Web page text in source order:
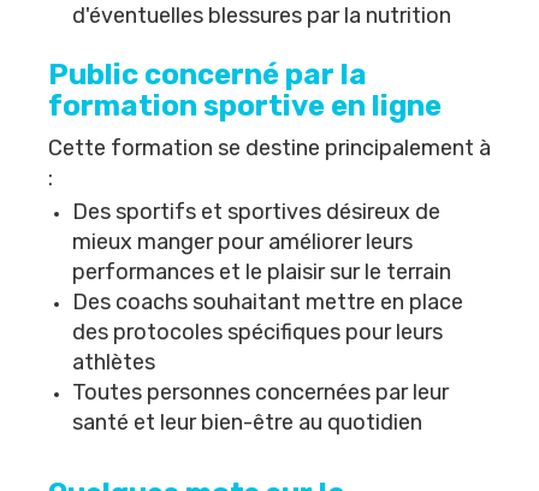
d'éventuelles blessures par la nutrition
Public concerné par la
formation sportive en ligne
Cette formation se destine principalement à
:
Des sportifs et sportives désireux de
mieux manger pour améliorer leurs
performances et le plaisir sur le terrain
Des coachs souhaitant mettre en place
des protocoles spécifiques pour leurs
athlètes
Toutes personnes concernées par leur
santé et leur bien-être au quotidien